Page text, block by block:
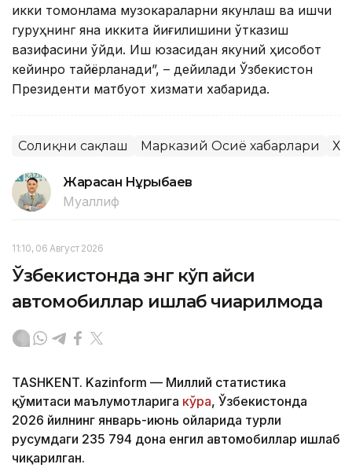
икки томонлама музокараларни якунлаш ва ишчи
гуруҳнинг яна иккита йиғилишини ўтказиш
вазифасини қўйди. Иш юзасидан якуний ҳисобот
кейинроқ тайёрланади”, – дейилади Ўзбекистон
Президенти матбуот хизмати хабарида.
Соғлиқни сақлаш Марказий Осиё хабарлари
Жарасқан Нұрыбаев
Муаллиф
11:10, 06 Август 2026
Ўзбекистонда энг кўп қайси
автомобиллар ишлаб чиқарилмоқда
TASHKENT. Kazinform — Миллий статистика
қўмитаси маълумотларига кўра, Ўзбекистонда
2026 йилнинг январь-июнь ойларида турли
русумдаги 235 794 дона енгил автомобиллар ишлаб
чиқарилган.